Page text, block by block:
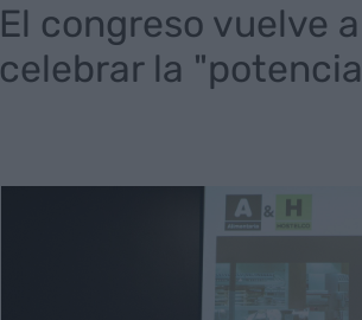
El congreso vuelve
celebrar la